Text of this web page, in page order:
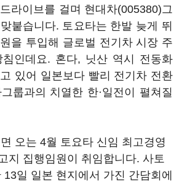
라이브를 걸며 현대차(005380)그
붙습니다. 토요타는 한발 늦게 뛰
을 투입해 글로벌 전기차 시장 주
인데요. 혼다, 닛산 역시 전동화
있어 일본보다 빨리 전기차 전환
룹과의 치열한 한·일전이 펼쳐질
오는 4월 토요타 신임 최고경영
지 집행임원이 취임합니다. 사토
일 일본 현지에서 가진 간담회에